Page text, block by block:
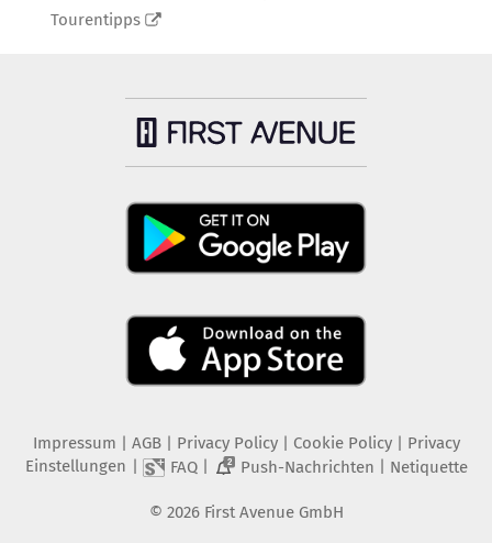
Tourentipps
Impressum AGB Privacy Policy| Cookie Policy| Privacy
Einstellungen
FAQ| 2 Push-Nachrichten Netiquette
© 2026 First Avenue GmbH